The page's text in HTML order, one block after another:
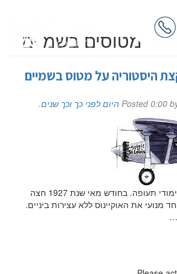
מטוסים בשמיים
היסטוריה על מטוס בשמיים
Posted0:00 היום לפני כך וכך שנים.
קצת היסטוריה לחובבי לימודי תעופה. בחודש מאי שנת 1927 חצה
מנועי את האוקיינוס ללא עצירות ביניים.